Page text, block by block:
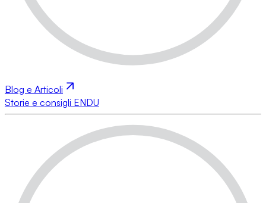
Blog e Articoli
Storie e consigli ENDU